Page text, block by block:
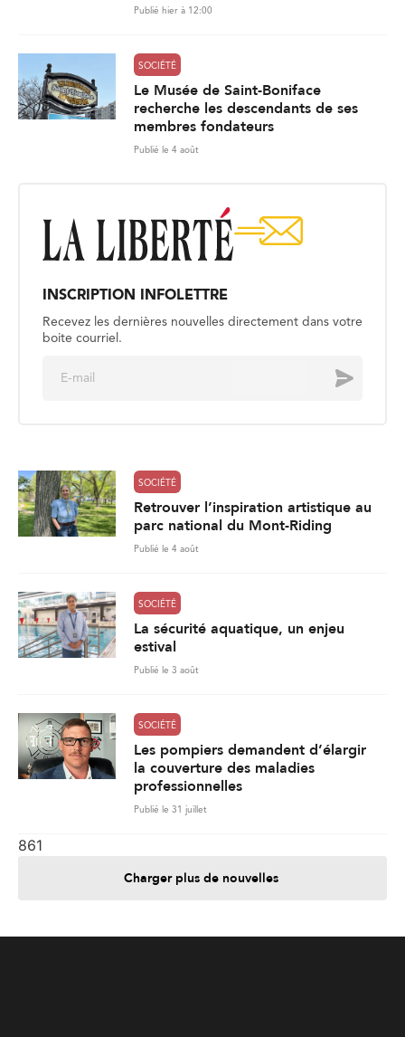
Publié hier à 12:00
SOCIÉTÉ
Le Musée de Saint-Boniface
recherche les descendants de ses
membres fondateurs
Publié le 4 août
INSCRIPTION INFOLETTRE
Recevez les dernières nouvelles directement dans votre
boite courriel.
Envoyer
SOCIÉTÉ
Retrouver l’inspiration artistique au
parc national du Mont-Riding
Publié le 4 août
SOCIÉTÉ
La sécurité aquatique, un enjeu
estival
Publié le 3 août
SOCIÉTÉ
Les pompiers demandent d’élargir
la couverture des maladies
professionnelles
Publié le 31 juillet
861
Charger plus de nouvelles